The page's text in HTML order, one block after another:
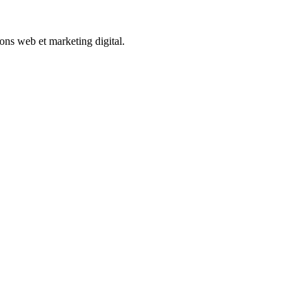
web et marketing digital.